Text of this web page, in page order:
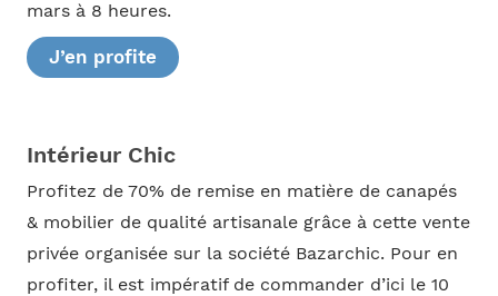
mars à 8 heures.
J’en profite
Intérieur Chic
Profitez de 70% de remise en matière de canapés
& mobilier de qualité artisanale grâce à cette vente
privée organisée sur la société Bazarchic. Pour en
profiter, il est impératif de commander d’ici le 10